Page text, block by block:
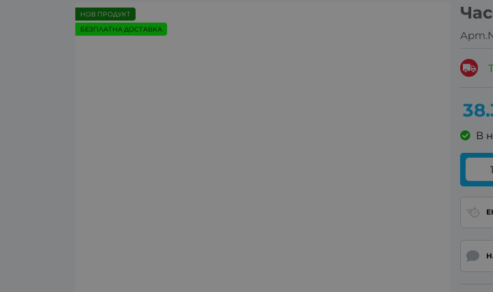
НОВ ПРОДУКТ
БЕЗПЛАТНА ДОСТАВКА
В